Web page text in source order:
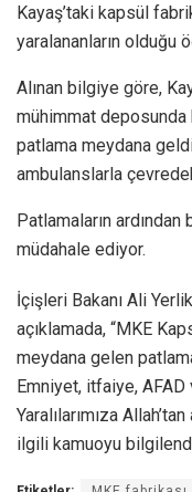
Kayaş’taki kapsül
yaralananların olduğu
Alınan bilgiye göre,
mühimmat
patlama meydana
ambulanslarla
Patlamaların
müdahale ediyor.
İçişleri Bakanı Ali
açıklamada, “MKE
meydana gelen
Emniyet, itfaiye,
Yaralılarımıza
ilgili kamuoyu